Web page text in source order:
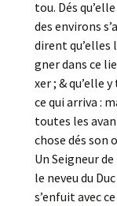
tou. Dés
des environs
dirent qu’elles
gner dans ce
xer ; & qu’elle
ce qui arriva :
toutes les
chose dés son
Un Seigneur
le neveu du
s’enfuit avec